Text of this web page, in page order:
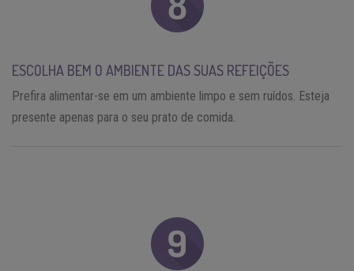
ESCOLHA BEM O AMBIENTE DAS SUAS REFEIÇÕES
Prefira alimentar-se em um ambiente limpo e sem ruídos. Esteja
presente apenas para o seu prato de comida.